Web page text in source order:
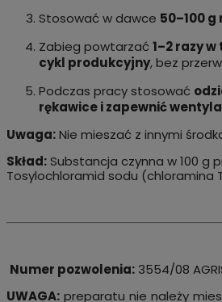
Stosować w dawce 50–100 g
Zabieg powtarzać 1–2 razy
cykl produkcyjny, bez
Podczas pracy stosować
rękawice i zapewnić
Uwaga:Nie mieszać z innymi
Skład:Substancja czynna w 100 g
Tosylochloramid sodu (chloramina
Numer pozwolenia:3554/08
UWAGA:preparatu nie należy